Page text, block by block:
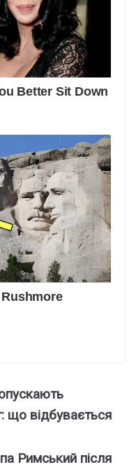
що відбувається
Римський після